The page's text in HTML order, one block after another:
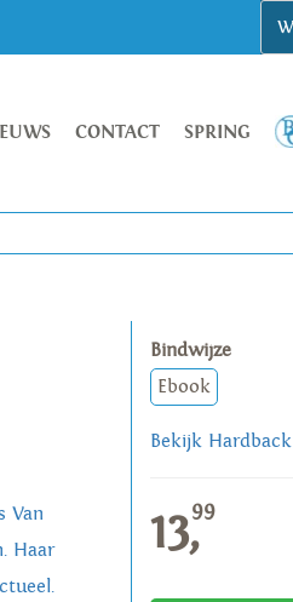
CONTACT SPRING
Van
Haar
Bindwijze
Ebook
Bekijk Hardback
13,99